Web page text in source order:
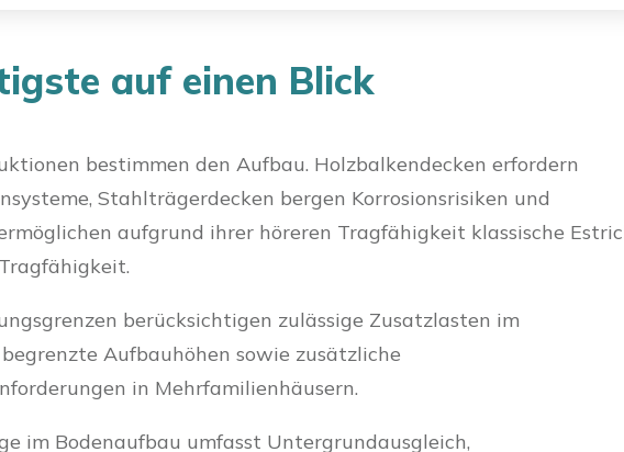
auf einen Blick
bestimmen den Aufbau. Holzbalkendecken erfordern
Stahlträgerdecken bergen Korrosionsrisiken und
aufgrund ihrer höreren Tragfähigkeit klassische
berücksichtigen zulässige Zusatzlasten im
Aufbauhöhen sowie zusätzliche
in Mehrfamilienhäusern.
im Bodenaufbau umfasst Untergrundausgleich,